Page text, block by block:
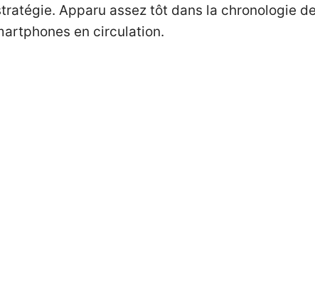
Apparu assez tôt dans la chronologie
en circulation.